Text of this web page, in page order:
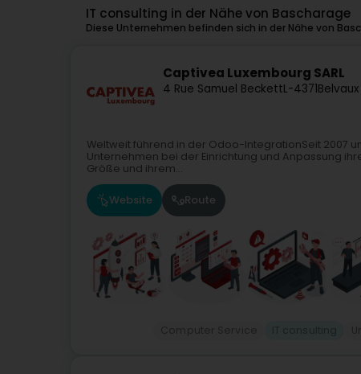
IT consulting in der Nähe von Bascharage
Diese Unternehmen befinden sich in der Nähe von
Captivea Luxembourg SARL
4 Rue Samuel BeckettL-4371
Weltweit führend in der Odoo-IntegrationSeit 2007
Unternehmen bei der Einrichtung und Anpassung
Größe und ihrem...
Website Route